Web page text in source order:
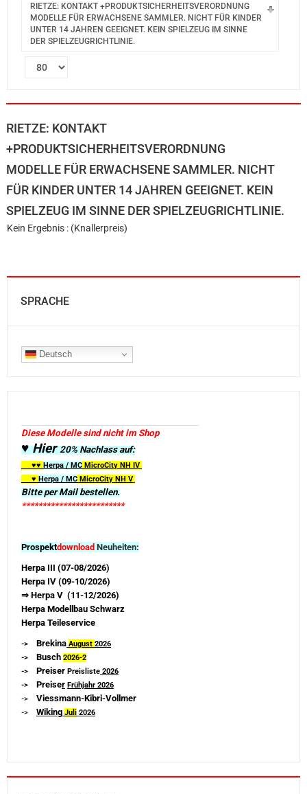
RIETZE: KONTAKT +PRODUKTSICHERHEITSVERORDNUNG
MODELLE FÜR ERWACHSENE SAMMLER. NICHT FÜR KINDER
UNTER 14 JAHREN GEEIGNET. KEIN SPIELZEUG IM SINNE
DER SPIELZEUGRICHTLINIE.
RIETZE: KONTAKT
+PRODUKTSICHERHEITSVERORDNUNG
MODELLE FÜR ERWACHSENE SAMMLER. NICHT
FÜR KINDER UNTER 14 JAHREN GEEIGNET. KEIN
SPIELZEUG IM SINNE DER SPIELZEUGRICHTLINIE.
Kein Ergebnis : (Knallerpreis)
SPRACHE
Deutsch
Diese Modelle sind nicht im Shop
♥ Hier20% Nachlass auf:
♥♥ Herpa / MC MicroCity NH IV
♥ Herpa / MC MicroCity NH V
Bitte per Mail bestellen.
*************************
Prospektdownload Neuheiten:
Herpa III (07-08/2026)
Herpa IV (09-10/2026)
⇒ Herpa V (11-12/2026)
Herpa Modellbau Schwarz
Herpa Teileservice
-> Brekina August 2026
-> Busch 2026-2
-> Preiser Preisliste 2026
-> Preiser Frühjahr 2026
-> Viessmann-Kibri-Vollmer
-> Wiking Juli 2026